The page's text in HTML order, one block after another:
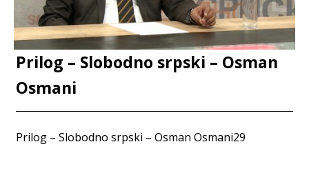
Prilog – Slobodno srpski – Osman
Osmani
Prilog – Slobodno srpski – Osman Osmani29